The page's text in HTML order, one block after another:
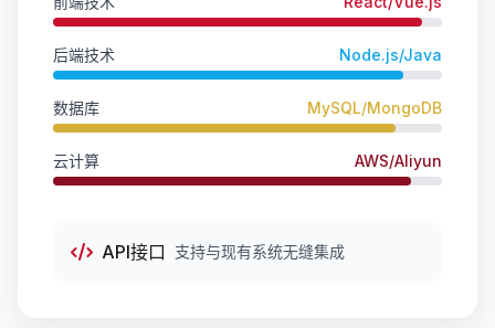
后端技术 Node.js/Java
数据库 MySQL/MongoDB
云计算 AWS/Aliyun
API接口 支持与现有系统无缝集成